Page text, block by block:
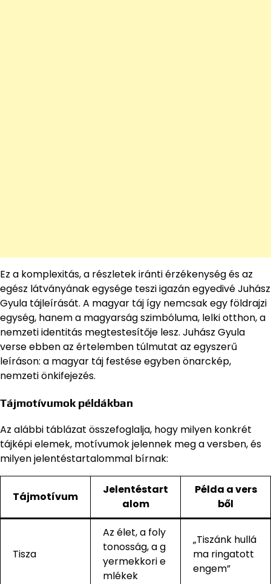
Ez a komplexitás, a részletek iránti érzékenység és az
egész látványának egysége teszi igazán egyedivé Juhász
Gyula tájleírását. A magyar táj így nemcsak egy földrajzi
egység, hanem a magyarság szimbóluma, lelki otthon, a
nemzeti identitás megtestesítője lesz. Juhász Gyula
verse ebben az értelemben túlmutat az egyszerű
leíráson: a magyar táj festése egyben önarckép,
nemzeti önkifejezés.
Tájmotívumok példákban
Az alábbi táblázat összefoglalja, hogy milyen konkrét
tájképi elemek, motívumok jelennek meg a versben, és
milyen jelentéstartalommal bírnak:
Tájmotívum
Jelentéstart
alom
Példa a vers
ből
Tisza
Az élet, a foly
tonosság, a g
yermekkori e
mlékek
„Tiszánk hullá
ma ringatott
engem”